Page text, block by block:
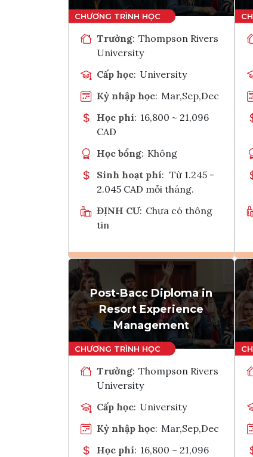
Trường: Thompson Rivers
University
Cấp học: University
Kỳ nhập học: Mar,Sep,Dec
Học phí: 16,800 ~ 21,096
CAD
Học bổng: Không
Sinh hoạt phí: Từ 1.245 -
2.045 CAD mỗi tháng.
ĐỊNH CƯ: Chưa có thông
tin
Ghi danh
Tham vấn Interlink
Post-Bacc Diploma in
Resort Experience
Management
Trường: Thompson Rivers
University
Cấp học: University
Kỳ nhập học: Mar,Sep,Dec
Học phí: 16,800 ~ 21,096